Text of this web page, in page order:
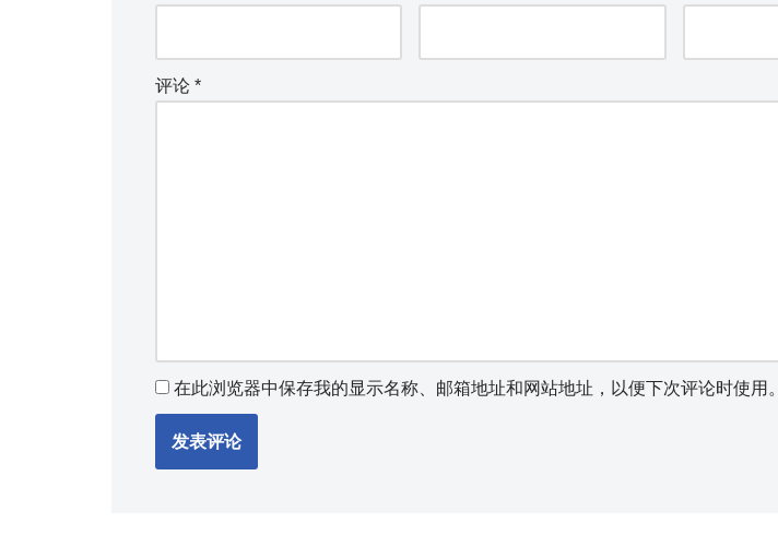
评论 *
在此浏览器中保存我的显示名称、邮箱地址和网站地址，以便下次评论时使用。